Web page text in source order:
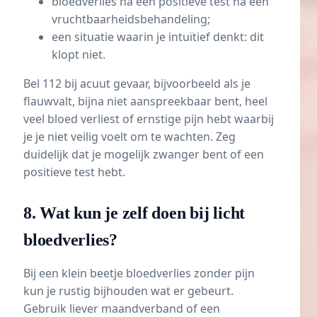
vruchtbaarheidsbehandeling;
een situatie waarin je intuïtief denkt: dit
klopt niet.
Bel 112 bij acuut gevaar, bijvoorbeeld als je
flauwvalt, bijna niet aanspreekbaar bent, heel
veel bloed verliest of ernstige pijn hebt waarbij
je je niet veilig voelt om te wachten. Zeg
duidelijk dat je mogelijk zwanger bent of een
positieve test hebt.
8. Wat kun je zelf doen bij licht
bloedverlies?
Bij een klein beetje bloedverlies zonder pijn
kun je rustig bijhouden wat er gebeurt.
Gebruik liever maandverband of een